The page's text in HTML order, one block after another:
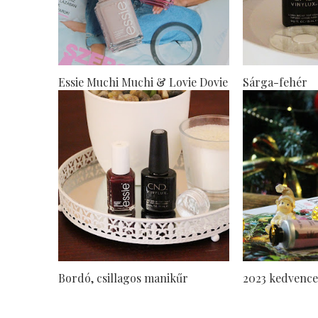
Essie Muchi Muchi & Lovie Dovie Sárga-fehér
Bordó, csillagos manikűr 2023